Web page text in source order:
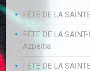
FÊTE DE LA
FÊTE DE LA
Azpeitia
FÊTE DE LA